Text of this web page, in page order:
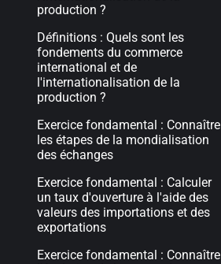
production ?
Définitions : Quels sont les
fondements du commerce
international et de
l'internationalisation de la
production ?
Exercice fondamental : Connaître
les étapes de la mondialisation
des échanges
Exercice fondamental : Calculer
un taux d'ouverture à l'aide des
valeurs des importations et des
exportations
Exercice fondamental : Connaître